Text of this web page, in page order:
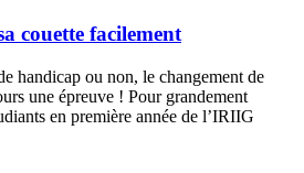
couette facilement
handicap ou non, le changement de
une épreuve ! Pour grandement
en première année de l’IRIIG